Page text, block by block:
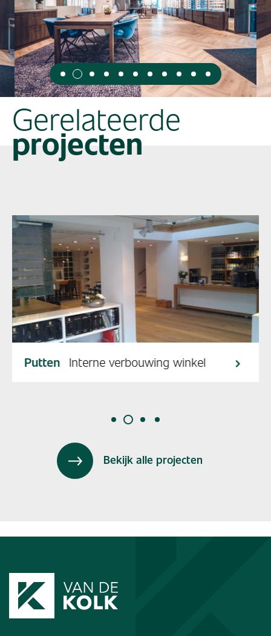
Gerelateerde
projecten
Putten Interne verbouwing winkel
Bekijk alle projecten